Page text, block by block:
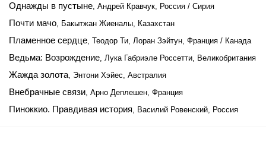
Однажды в пустыне, Андрей Кравчук, Россия / Сирия
Почти мачо, Бакытжан Жиеналы, Казахстан
Пламенное сердце, Теодор Ти, Лоран Зэйтун, Франция / Канада
Ведьма: Возрождение, Лука Габриэле Россетти, Великобритания
Жажда золота, Энтони Хэйес, Австралия
Внебрачные связи, Арно Деплешен, Франция
Пиноккио. Правдивая история, Василий Ровенский, Россия